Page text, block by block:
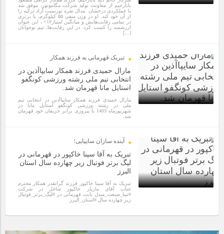
مراسم بزرگداشت سالروز آزادسازی خرمشهر در شرکت پارس خودرو
تیم شهدای مگاموتور در بزرگترین مسابقات گل کوچک جهان شرکت
کرد
بابارحیم از معاونت تولید شرکت مگاموتور، موفق شد
با عملکردی درخشان مدال نقره تورنمنت آزاد ترکیه را
از آن خود کند. او در وزن منفی ۵۵ کیلوگرم، با برتری
در تمامی رقابت‌هایش و میانگین امتیاز۱۲+ ، این عنوان
ارزشمند را کسب کرد. در این رقابت‌ها، تیم نوجوانان
[…]
تبریک قهرمانی به فرزند همکار
مارال حمیدی فرزند همکار سایپاآذین در
انتخابی تیم ملی رشته ورزشی کونگفو
استایل مانا قهرمان شد.
مارال حمیدی فرزند همکار سایپاآذین در انتخابی تیم
ملی در رشته ورزشی کونگفو استایل مانا در
شهریورماه 1403 با پیروزی برابر حریفان خود قهرمان
شد.
آینده سازان سایپایی؛
تبریک به آقا سینا خاکپور در قهرمانی در
لیگ برتر فوتبال زیر چهارده سال استان
البرز
تبریک به آقا سینا خاکپور فرزند گرانقدر همکار محترم
جناب آقای مازیار خاکپور شاغل در شرکت
#تینا_صنعت_مبدل بابت قهرمانی در #لیگ_برتر_فوتبال
زیر چهارده سال #استان_البرز